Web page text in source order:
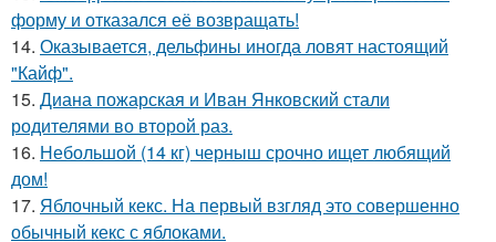
форму и отказался её возвращать!
14. Оказывается, дельфины иногда ловят настоящий
"Кайф".
15. Диана пожарская и Иван Янковский стали
родителями во второй раз.
16. Небольшой (14 кг) черныш срочно ищет любящий
дом!
17. Яблочный кекс. На первый взгляд это совершенно
обычный кекс с яблоками.